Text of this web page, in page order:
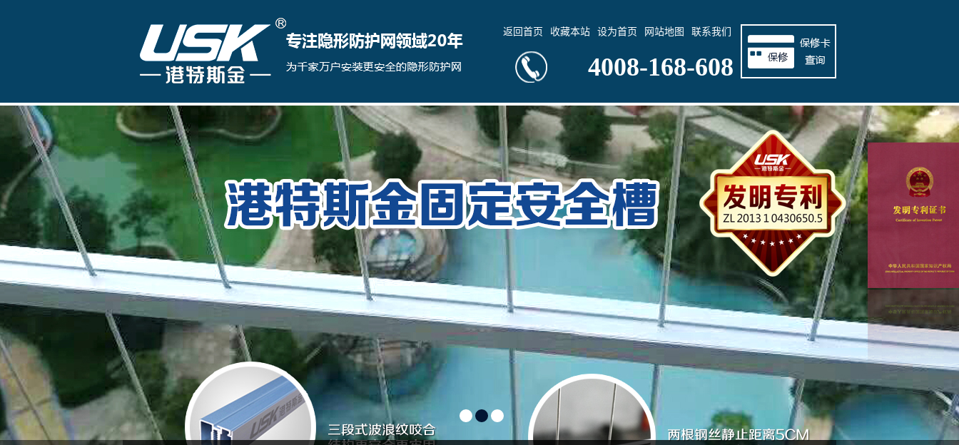
返回首页 收藏本站 设为首页 网站地图 联系我们
4008-168-608
3